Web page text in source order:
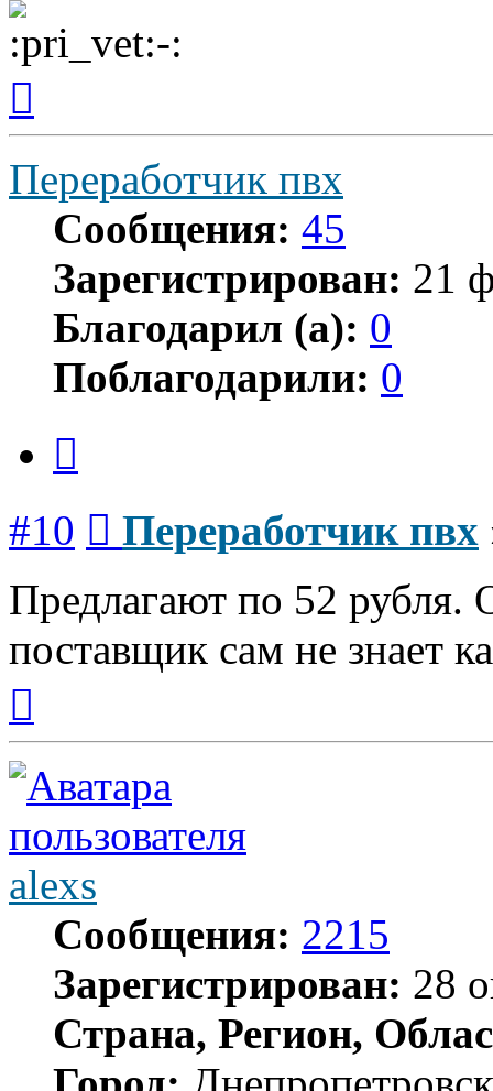
началу
Переработчик пвх
Сообщения: 45
Зарегистрирован: 21
Благодарил (а): 0
Поблагодарили: 0
#10 Переработчик пвх
Предлагают по 52 рубля.
поставщик сам не знает
началу
alexs
Сообщения: 2215
Зарегистрирован: 28
Страна, Регион,